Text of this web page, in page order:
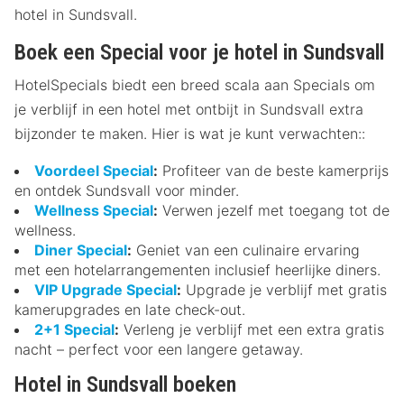
hotel in Sundsvall.
Boek een Special voor je hotel in Sundsvall
HotelSpecials biedt een breed scala aan Specials om
je verblijf in een hotel met ontbijt in Sundsvall extra
bijzonder te maken. Hier is wat je kunt verwachten::
Voordeel Special: Profiteer van de beste kamerprijs
en ontdek Sundsvall voor minder.
Wellness Special: Verwen jezelf met toegang tot de
wellness.
Diner Special: Geniet van een culinaire ervaring
met een hotelarrangementen inclusief heerlijke diners.
VIP Upgrade Special: Upgrade je verblijf met gratis
kamerupgrades en late check-out.
2+1 Special: Verleng je verblijf met een extra gratis
nacht – perfect voor een langere getaway.
Hotel in Sundsvall boeken